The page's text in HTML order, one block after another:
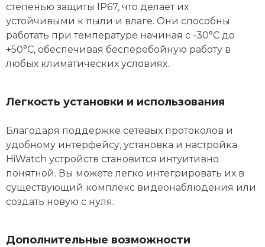
степенью защиты IP67, что делает их
устойчивыми к пыли и влаге. Они способны
работать при температуре начиная с -30°C до
+50°C, обеспечивая бесперебойную работу в
любых климатических условиях.
Легкость установки и использования
Благодаря поддержке сетевых протоколов и
удобному интерфейсу, установка и настройка
HiWatch устройств становится интуитивно
понятной. Вы можете легко интегрировать их в
существующий комплекс видеонаблюдения или
создать новую с нуля.
Дополнительные возможности